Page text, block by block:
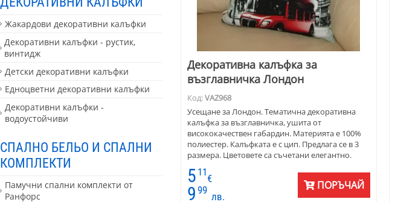
Жакардови декоративни калъфки
Декоративни калъфки - рустик,
винтидж
Детски декоративни калъфки
Едноцветни декоративни калъфки
Декоративни калъфки -
водоустойчиви
СПАЛНО БЕЛЬО И СПАЛНИ
КОМПЛЕКТИ
Памучни спални комплекти от
Ранфорс
Декоративна калъфка за
възглавничка Лондон
Код:VAZ968
Усещане за Лондон. Тематична декоративна
калъфка за възглавничка, ушита от
висококачествен габардин. Материята е 100%
полиестер. Калъфката е с цип. Предлага се в 3
размера. Цветовете са съчетани елегантно.
Дабъл дек - двуетажен автобус в ярко червено
контрастива прекрасно на фона, напомнящ
Лпндонската атмосфера.
5 11
€
9 99
лв.
ПОРЪЧАЙ